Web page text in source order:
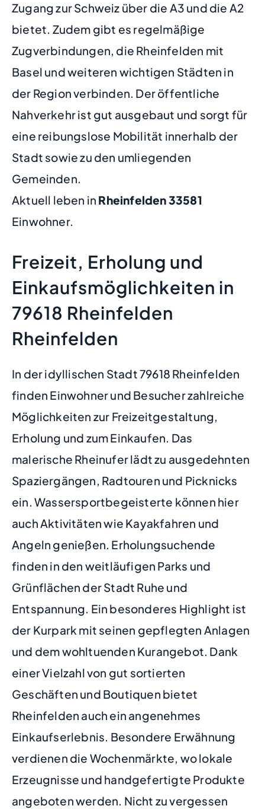
Zugang zur Schweiz über die A3 und die A2
bietet. Zudem gibt es regelmäßige
Zugverbindungen, die Rheinfelden mit
Basel und weiteren wichtigen Städten in
der Region verbinden. Der öffentliche
Nahverkehr ist gut ausgebaut und sorgt für
eine reibungslose Mobilität innerhalb der
Stadt sowie zu den umliegenden
Gemeinden.
Aktuell leben in Rheinfelden33581
Einwohner.
Freizeit, Erholung und
Einkaufsmöglichkeiten in
79618 Rheinfelden
Rheinfelden
In der idyllischen Stadt 79618 Rheinfelden
finden Einwohner und Besucher zahlreiche
Möglichkeiten zur Freizeitgestaltung,
Erholung und zum Einkaufen. Das
malerische Rheinufer lädt zu ausgedehnten
Spaziergängen, Radtouren und Picknicks
ein. Wassersportbegeisterte können hier
auch Aktivitäten wie Kayakfahren und
Angeln genießen. Erholungsuchende
finden in den weitläufigen Parks und
Grünflächen der Stadt Ruhe und
Entspannung. Ein besonderes Highlight ist
der Kurpark mit seinen gepflegten Anlagen
und dem wohltuenden Kurangebot. Dank
einer Vielzahl von gut sortierten
Geschäften und Boutiquen bietet
Rheinfelden auch ein angenehmes
Einkaufserlebnis. Besondere Erwähnung
verdienen die Wochenmärkte, wo lokale
Erzeugnisse und handgefertigte Produkte
angeboten werden. Nicht zu vergessen